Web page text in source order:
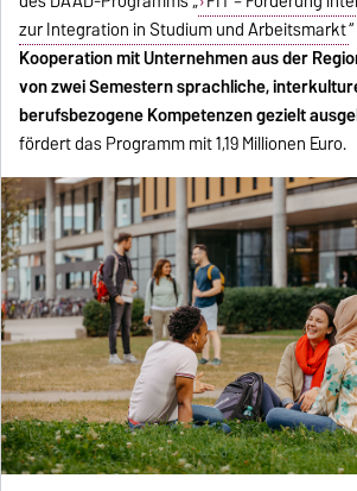
zur Integration in Studium und Arbeitsmarkt
Kooperation mit Unternehmen aus der
von zwei Semestern sprachliche,
berufsbezogene Kompetenzen gezielt
fördert das Programm mit 1,19 Millionen Euro.